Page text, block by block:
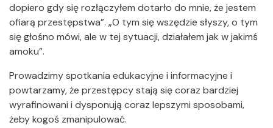
dopiero gdy się rozłączyłem dotarło do mnie, że jestem
ofiarą przestępstwa”. „O tym się wszędzie słyszy, o tym
się głośno mówi, ale w tej sytuacji, działałem jak w jakimś
amoku”.
Prowadzimy spotkania edukacyjne i informacyjne i
powtarzamy, że przestępcy stają sięcoraz bardziej
wyrafinowani i dysponują coraz lepszymi sposobami,
żeby kogoś zmanipulować.